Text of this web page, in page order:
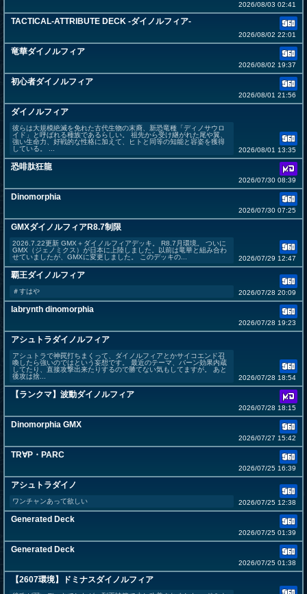
2026/08/03 02:41
TACTICAL-ATTRIBUTE DECK -ダイノルフィア-
2026/08/02 22:01
竜華ダイノルフィア
2026/08/02 19:37
初心者ダイノルフィア
2026/08/01 21:56
ダイノルフィア
彼らは大規模絶滅を免れた古代生物の末裔、新恐竜種「ディノサウロ
イド」と呼ばれる種族であるらしい。 祖先から受け継がれた尾や翼、
強い生命力、好戦的な性格に加えて、ヒトと同等の知能と容姿を獲得
している。 ...
2026/08/01 13:35
恐啡肽狂龍
2026/07/30 08:39
Dinomorphia
2026/07/30 07:25
GMXダイノルフィアR8.7制限
2026.7.22更新 GMX＋ダイノルフィアデッキ。 R8.7月環境。 ついに
GMX（ジェノミクス）が日本に上陸しました。以前は竜華と組み合わ
せていましたが、GMXに変更しました。 このデッキの...
2026/07/29 12:47
覇王ダイノルフィア
＃すはや 2026/07/28 20:09
labrynth dinomorphia
2026/07/28 19:23
アシュトラダイノルフィア
アシュトラで神罠打ちまくって、ダイノルフィアとかサイコエンド召
喚したら強いのではという妄想です。 最近のテーマ、バーン効果内蔵
してたり、直接攻撃出来たりするので勝てない気もしてますが。 あと
後攻は捨...
2026/07/28 18:54
【ランクマ】波動ダイノルフィア
2026/07/28 18:15
Dinomorphia GMX
2026/07/27 15:42
TR∀P・PARC
2026/07/25 16:39
アシュトラダイノ
ワンチャンあって欲しい 2026/07/25 12:38
Generated Deck
2026/07/25 01:39
Generated Deck
2026/07/25 01:38
【2607環境】ドミナスダイノルフィア